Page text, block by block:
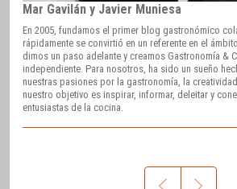
Mar Gavilán y Javier Muniesa
En 2005, fundamos el primer blog gastronómico
rápidamente se convirtió en un referente en el
dimos un paso adelante y creamos Gastronomía &
independiente. Para nosotros, ha sido un sueño
nuestras pasiones por la gastronomía, la
nuestro objetivo es inspirar, informar, deleitar y
entusiastas de la cocina.